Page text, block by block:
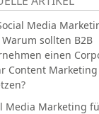
Media
Warum sollten B2B
einen
Content Marketing
Media Marketing